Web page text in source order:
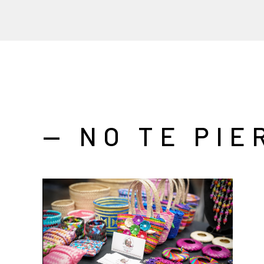
— NO TE